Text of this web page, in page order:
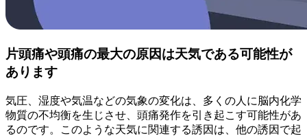
片頭痛や頭痛の最大の原因は天気である可能性が
あります
気圧、湿度や気温などの気象の変化は、多くの人に脳内化学
物質の不均衡を生じさせ、頭痛発作を引き起こす可能性があ
るのです。このような天気に関連する誘因は、他の誘因で起